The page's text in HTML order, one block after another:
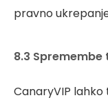
pravno
8.3
CanaryVIP